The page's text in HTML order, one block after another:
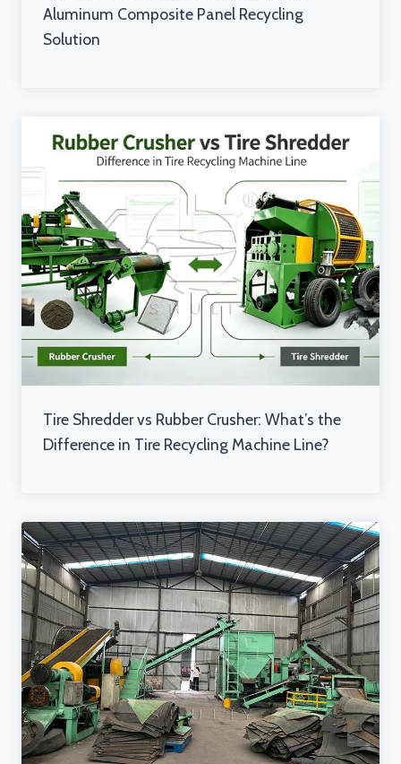
Aluminum Composite Panel Recycling
Solution
Tire Shredder vs Rubber Crusher: What’s the
Difference in Tire Recycling Machine Line?